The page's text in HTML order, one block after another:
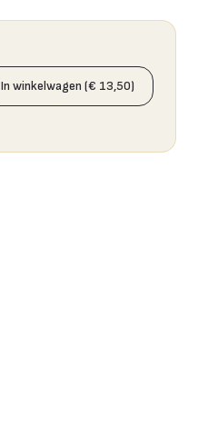
In winkelwagen (€ 13,50)